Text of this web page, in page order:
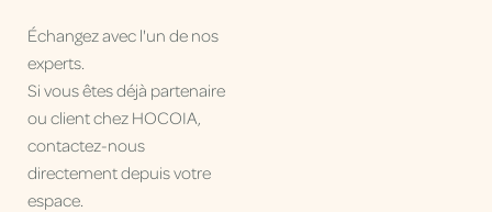
Échangez avec l'un de nos
experts.
Si vous êtes déjà partenaire
ou client chez HOCOIA,
contactez-nous
directement depuis votre
espace.